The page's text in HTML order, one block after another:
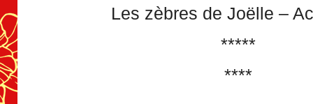
Les zèbres de Joëlle –
*****
****